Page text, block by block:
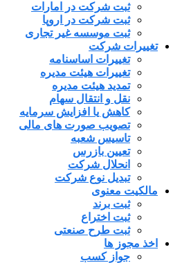
ثبت شرکت در امارات
ثبت شرکت در اروپا
ثبت موسسه غیر تجاری
تغییرات شرکت
تغییرات اساسنامه
تغییرات هیئت مدیره
تمدید هیئت مدیره
نقل و انتقال سهام
کاهش یا افزایش سرمایه
تصویب صورت های مالی
تاسیس شعبه
تعیین بازرس
انحلال شرکت
تبدیل نوع شرکت
مالکیت معنوی
ثبت برند
ثبت اختراع
ثبت طرح صنعتی
اخذ مجوز ها
جواز کسب